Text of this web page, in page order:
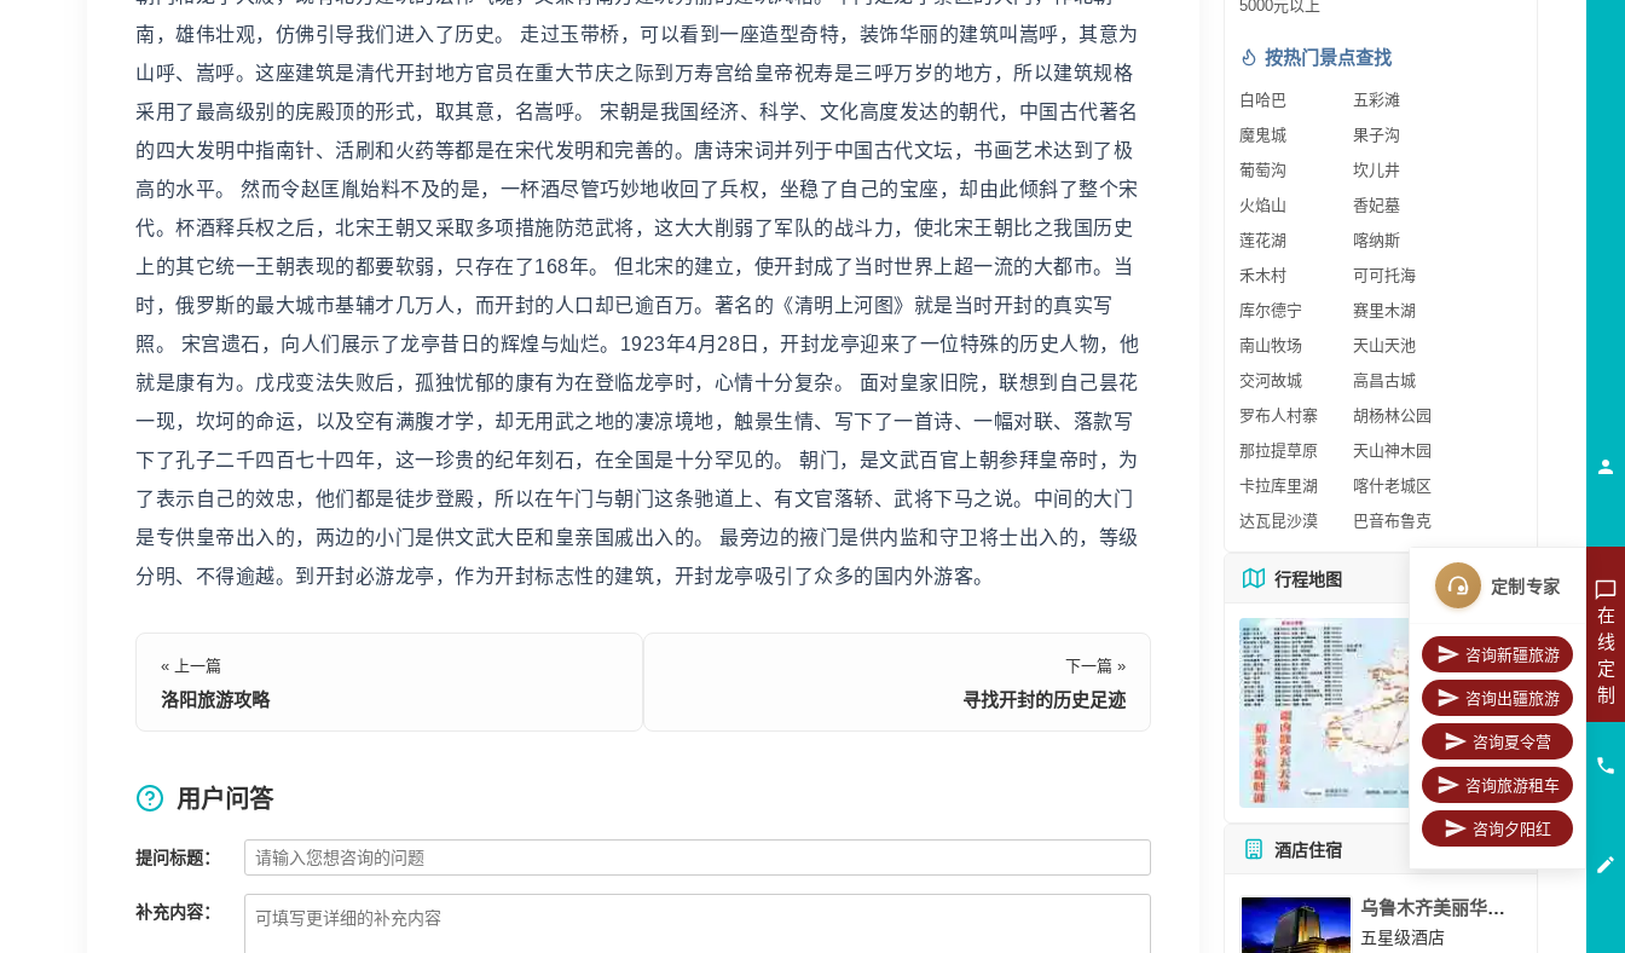
南，雄伟壮观，仿佛引导我们进入了历史。 走过玉带桥，可以看到一座造型奇特，装饰华丽的建筑叫嵩呼，其意为
山呼、嵩呼。这座建筑是清代开封地方官员在重大节庆之际到万寿宫给皇帝祝寿是三呼万岁的地方，所以建筑规格
采用了最高级别的庑殿顶的形式，取其意，名嵩呼。 宋朝是我国经济、科学、文化高度发达的朝代，中国古代著名
的四大发明中指南针、活刷和火药等都是在宋代发明和完善的。唐诗宋词并列于中国古代文坛，书画艺术达到了极
高的水平。 然而令赵匡胤始料不及的是，一杯酒尽管巧妙地收回了兵权，坐稳了自己的宝座，却由此倾斜了整个宋
代。杯酒释兵权之后，北宋王朝又采取多项措施防范武将，这大大削弱了军队的战斗力，使北宋王朝比之我国历史
上的其它统一王朝表现的都要软弱，只存在了168年。 但北宋的建立，使开封成了当时世界上超一流的大都市。当
时，俄罗斯的最大城市基辅才几万人，而开封的人口却已逾百万。著名的《清明上河图》就是当时开封的真实写
照。 宋宫遗石，向人们展示了龙亭昔日的辉煌与灿烂。1923年4月28日，开封龙亭迎来了一位特殊的历史人物，他
就是康有为。戊戌变法失败后，孤独忧郁的康有为在登临龙亭时，心情十分复杂。 面对皇家旧院，联想到自己昙花
一现，坎坷的命运，以及空有满腹才学，却无用武之地的凄凉境地，触景生情、写下了一首诗、一幅对联、落款写
下了孔子二千四百七十四年，这一珍贵的纪年刻石，在全国是十分罕见的。 朝门，是文武百官上朝参拜皇帝时，为
了表示自己的效忠，他们都是徒步登殿，所以在午门与朝门这条驰道上、有文官落轿、武将下马之说。中间的大门
是专供皇帝出入的，两边的小门是供文武大臣和皇亲国戚出入的。 最旁边的掖门是供内监和守卫将士出入的，等级
分明、不得逾越。到开封必游龙亭，作为开封标志性的建筑，开封龙亭吸引了众多的国内外游客。
« 上一篇
洛阳旅游攻略
下一篇 »
寻找开封的历史足迹
用户问答
提问标题：
补充内容：
5000元以上
按热门景点查找
白哈巴
五彩滩
魔鬼城
果子沟
葡萄沟
坎儿井
火焰山
香妃墓
莲花湖
喀纳斯
禾木村
可可托海
库尔德宁
赛里木湖
南山牧场
天山天池
交河故城
高昌古城
罗布人村寨
胡杨林公园
那拉提草原
天山神木园
卡拉库里湖
喀什老城区
达瓦昆沙漠
巴音布鲁克
行程地图 更多地图
酒店住宿 所有酒店
乌鲁木齐美丽华大酒
五星级酒店
在
线
定
制
定制专家
咨询新疆旅游
咨询出疆旅游
咨询夏令营
咨询旅游租车
咨询夕阳红